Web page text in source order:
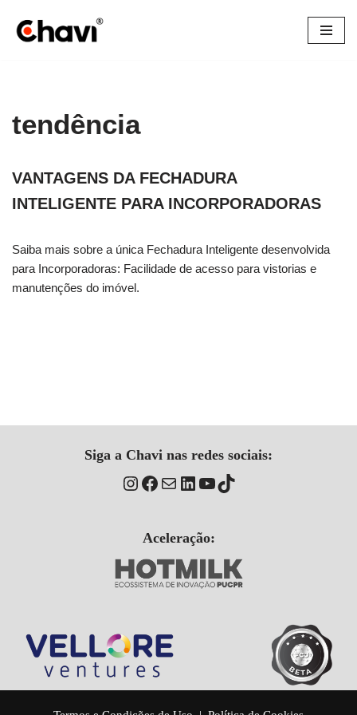
Pular
tendência
VANTAGENS DA FECHADURA
INTELIGENTE PARA INCORPORADORAS
Saiba mais sobre a única Fechadura Inteligente desenvolvida
para Incorporadoras: Facilidade de acesso para vistorias e
manutenções do imóvel.
Siga a Chavi nas redes sociais:
Aceleração: